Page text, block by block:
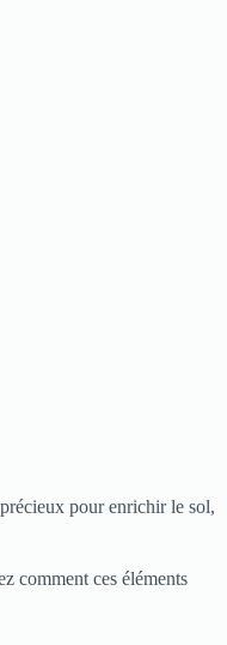
pour enrichir le sol,
comment ces éléments